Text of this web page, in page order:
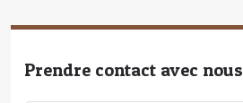
Prendre contact avec nous